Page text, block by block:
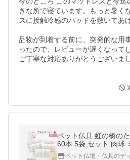
きな所で寝ています。もっと暑く
スに接触冷感のパッドを敷いてあ
品物が到着する前に、突発的な用
ったので、レビューが遅くなって
ご丁寧な対応ありがとうございまし
ペット仏具 虹の橋の
60本 5袋 セット 肉球
い ロウソク ネコポス対
ペット仏壇・仏具のデ